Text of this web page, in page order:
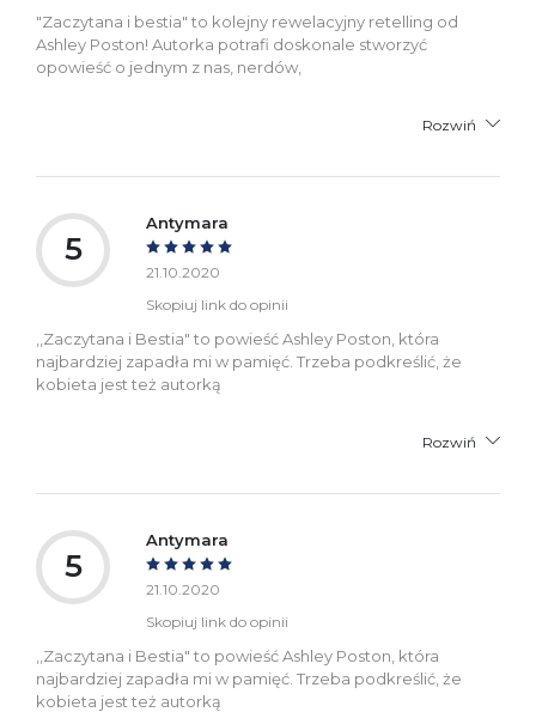
"Zaczytana i bestia" to kolejny rewelacyjny retelling od
Ashley Poston! Autorka potrafi doskonale stworzyć
opowieść o jednym z nas, nerdów,
Rozwiń
5
Antymara
21.10.2020
Skopiuj link do opinii
,,Zaczytana i Bestia" to powieść Ashley Poston, która
najbardziej zapadła mi w pamięć. Trzeba podkreślić, że
kobieta jest też autorką
Rozwiń
5
Antymara
21.10.2020
Skopiuj link do opinii
,,Zaczytana i Bestia" to powieść Ashley Poston, która
najbardziej zapadła mi w pamięć. Trzeba podkreślić, że
kobieta jest też autorką